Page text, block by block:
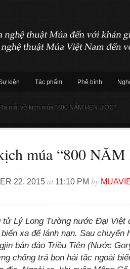
kiện Tác phẩm Phê bình
Ra mắt vở kịch múa “800 NĂM HẸN ƯỚC”
múa “800
22, 2015 at 11:10 PM by
tử Lý Long Tường nước Đại Việt
xa để lánh nạn. Sau chuyến
bán đảo Triều Tiên (Nước
chống trả bọn hải tặc ngoài